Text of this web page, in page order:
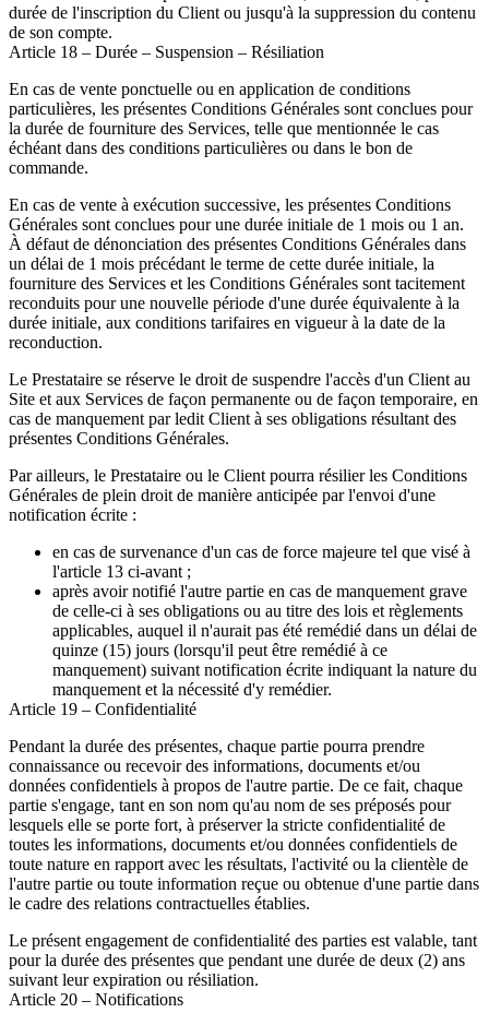
durée de l'inscription du Client ou jusqu'à la suppression du contenu
de son compte.
Article 18 – Durée – Suspension – Résiliation
En cas de vente ponctuelle ou en application de conditions
particulières, les présentes Conditions Générales sont conclues pour
la durée de fourniture des Services, telle que mentionnée le cas
échéant dans des conditions particulières ou dans le bon de
commande.
En cas de vente à exécution successive, les présentes Conditions
Générales sont conclues pour une durée initiale de 1 mois ou 1 an.
À défaut de dénonciation des présentes Conditions Générales dans
un délai de 1 mois précédant le terme de cette durée initiale, la
fourniture des Services et les Conditions Générales sont tacitement
reconduits pour une nouvelle période d'une durée équivalente à la
durée initiale, aux conditions tarifaires en vigueur à la date de la
reconduction.
Le Prestataire se réserve le droit de suspendre l'accès d'un Client au
Site et aux Services de façon permanente ou de façon temporaire, en
cas de manquement par ledit Client à ses obligations résultant des
présentes Conditions Générales.
Par ailleurs, le Prestataire ou le Client pourra résilier les Conditions
Générales de plein droit de manière anticipée par l'envoi d'une
notification écrite :
en cas de survenance d'un cas de force majeure tel que visé à
l'article 13 ci-avant ;
après avoir notifié l'autre partie en cas de manquement grave
de celle-ci à ses obligations ou au titre des lois et règlements
applicables, auquel il n'aurait pas été remédié dans un délai de
quinze (15) jours (lorsqu'il peut être remédié à ce
manquement) suivant notification écrite indiquant la nature du
manquement et la nécessité d'y remédier.
Article 19 – Confidentialité
Pendant la durée des présentes, chaque partie pourra prendre
connaissance ou recevoir des informations, documents et/ou
données confidentiels à propos de l'autre partie. De ce fait, chaque
partie s'engage, tant en son nom qu'au nom de ses préposés pour
lesquels elle se porte fort, à préserver la stricte confidentialité de
toutes les informations, documents et/ou données confidentiels de
toute nature en rapport avec les résultats, l'activité ou la clientèle de
l'autre partie ou toute information reçue ou obtenue d'une partie dans
le cadre des relations contractuelles établies.
Le présent engagement de confidentialité des parties est valable, tant
pour la durée des présentes que pendant une durée de deux (2) ans
suivant leur expiration ou résiliation.
Article 20 – Notifications